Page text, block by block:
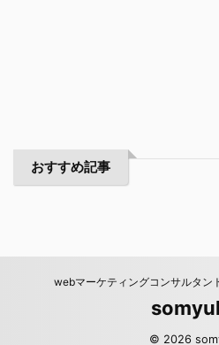
おすすめ記事
webマーケティングコンサルタン
© 2026